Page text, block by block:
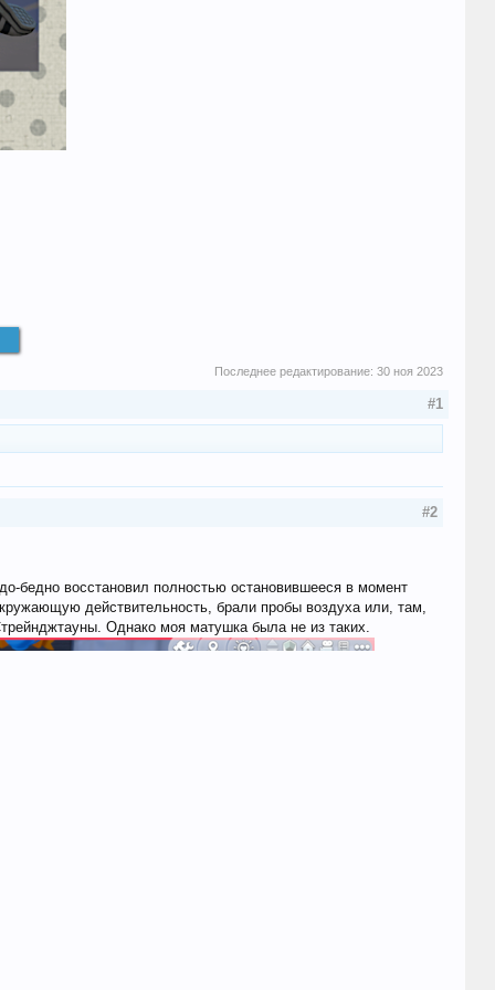
Последнее редактирование:30 ноя 2023
#1
#2
бедно восстановил полностью остановившееся в момент
действительность, брали пробы воздуха или, там,
Однако моя матушка была не из таких.